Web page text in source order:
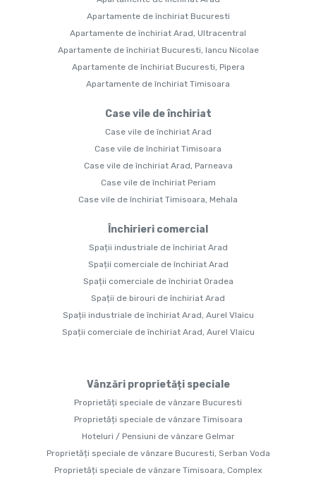
Apartamente de închiriat Bucuresti
Apartamente de închiriat Arad, Ultracentral
Apartamente de închiriat Bucuresti, Iancu Nicolae
Apartamente de închiriat Bucuresti, Pipera
Apartamente de închiriat Timisoara
Case vile de închiriat
Case vile de închiriat Arad
Case vile de închiriat Timisoara
Case vile de închiriat Arad, Parneava
Case vile de închiriat Periam
Case vile de închiriat Timisoara, Mehala
Închirieri comercial
Spații industriale de închiriat Arad
Spații comerciale de închiriat Arad
Spații comerciale de închiriat Oradea
Spații de birouri de închiriat Arad
Spații industriale de închiriat Arad, Aurel Vlaicu
Spații comerciale de închiriat Arad, Aurel Vlaicu
Vânzări proprietăți speciale
Proprietăți speciale de vânzare Bucuresti
Proprietăți speciale de vânzare Timisoara
Hoteluri / Pensiuni de vânzare Gelmar
Proprietăți speciale de vânzare Bucuresti, Serban Voda
Proprietăți speciale de vânzare Timisoara, Complex